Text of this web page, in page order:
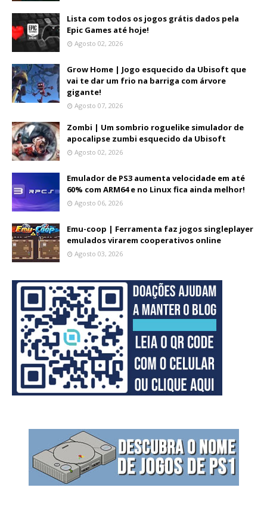
Lista com todos os jogos grátis dados pela
Epic Games até hoje!
Agosto 02, 2026
Grow Home | Jogo esquecido da Ubisoft que
vai te dar um frio na barriga com árvore
gigante!
Agosto 07, 2026
Zombi | Um sombrio roguelike simulador de
apocalipse zumbi esquecido da Ubisoft
Agosto 02, 2026
Emulador de PS3 aumenta velocidade em até
60% com ARM64 e no Linux fica ainda melhor!
Agosto 06, 2026
Emu-coop | Ferramenta faz jogos singleplayer
emulados virarem cooperativos online
Agosto 03, 2026